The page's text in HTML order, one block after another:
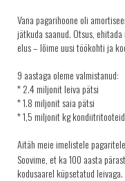
Vana pagarihoone oli
jätkuda saanud. Otsus,
elus – lõime uusi töökohti ja
9 aastaga oleme valmistanud:
* 2.4 miljonit leiva pätsi
* 1.8 miljonit saia pätsi
* 1,5 miljonit kg kondiitritooteid
Aitäh meie imelistele
Soovime, et ka 100 aasta
kodusaarel küpsetatud leivaga.